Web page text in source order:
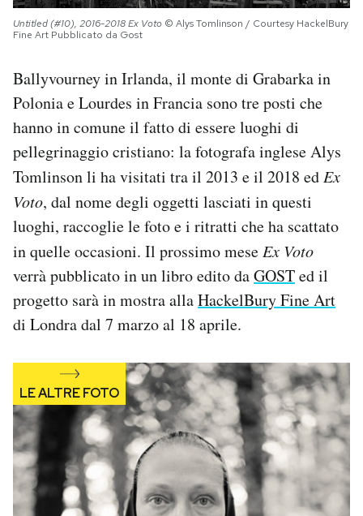
SHOP
AREA PERSONALE
Area Personale
Regala il Post
Hai bisogno di aiuto?
Esci
Untitled (#10), 2016-2018Ex Voto © Alys Tomlinson / Courtesy HackelBury
Fine Art Pubblicato da Gost
Ballyvourney in Irlanda, il monte di Grabarka in
Polonia e Lourdes in Francia sono tre posti che
hanno in comune il fatto di essere luoghi di
pellegrinaggio cristiano: la fotografa inglese Alys
Tomlinson li ha visitati tra il 2013 e il 2018 ed Ex
Voto, dal nome degli oggetti lasciati in questi
luoghi, raccoglie le foto e i ritratti che ha scattato
in quelle occasioni. Il prossimo mese Ex Voto
verrà pubblicato in un libro edito daGOSTed il
progetto sarà in mostra allaHackelBury Fine Art
di Londra dal 7 marzo al 18 aprile.